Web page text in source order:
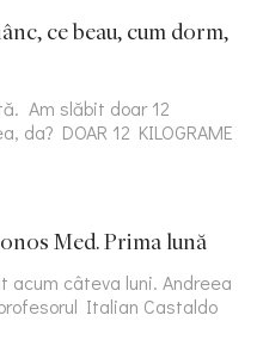
ce beau, cum dorm,
Am slăbit doar 12
da? DOAR 12 KILOGRAME
Med. Prima lună
acum câteva luni. Andreea
Italian Castaldo